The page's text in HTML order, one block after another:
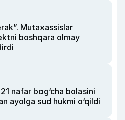
Mutaxassislar
boshqara olmay
nafar bog‘cha bolasini
ayolga sud hukmi o‘qildi